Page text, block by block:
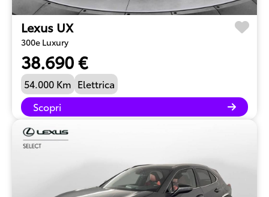
Lexus UX
300e Luxury
38.690 €
54.000 Km Elettrica
Scopri